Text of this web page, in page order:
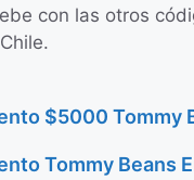
con las otros
$5000 Tommy
Tommy Beans